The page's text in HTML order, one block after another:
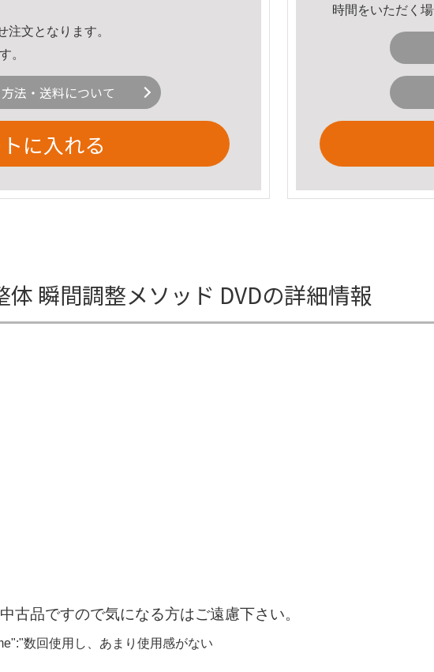
注文となります。
。
法・送料について
に入れる
時間をいただく
体 瞬間調整メソッド DVDの詳細情報
古品ですので気になる方はご遠慮下さい。
数回使用し、あまり使用感がない